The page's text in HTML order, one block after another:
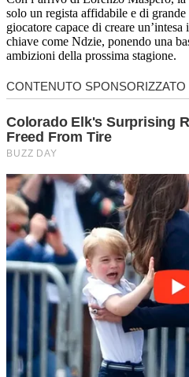
solo un regista affidabile e di grande
giocatore capace di creare
chiave come Ndzie, ponendo una
ambizioni della prossima stagione.